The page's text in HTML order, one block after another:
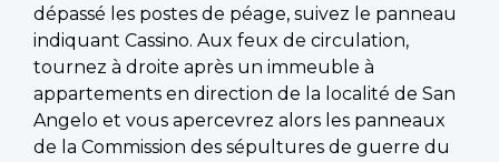
dépassé les postes de péage, suivez le panneau
indiquant Cassino. Aux feux de circulation,
tournez à droite après un immeuble à
appartements en direction de la localité de San
Angelo et vous apercevrez alors les panneaux
de la Commission des sépultures de guerre du